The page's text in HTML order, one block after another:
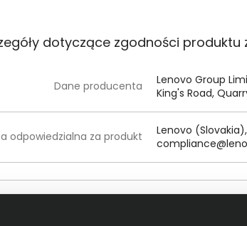
dotyczące zgodności produktu
Dane producenta
Lenovo Group
King's Road,
odpowiedzialna za produkt
Lenovo
wybierali również